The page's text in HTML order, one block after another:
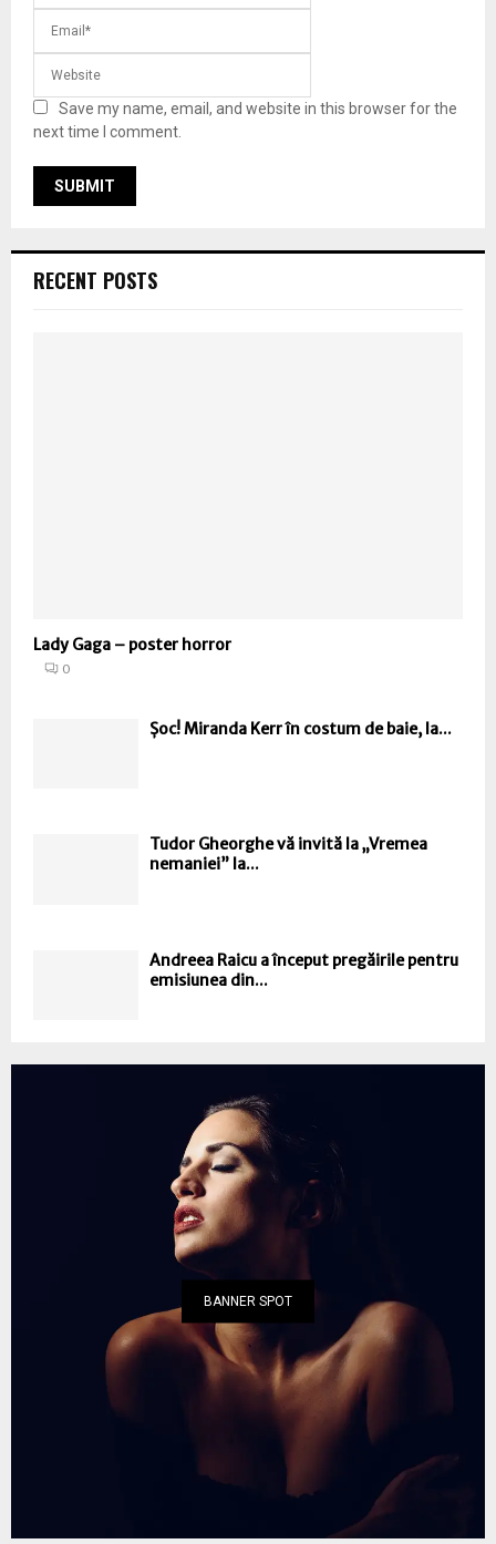
Save my name, email, and website in this browser for the
next time I comment.
RECENT POSTS
Lady Gaga – poster horror
0
Șoc! Miranda Kerr în costum de baie, la...
Tudor Gheorghe vă invită la „Vremea
nemaniei” la...
Andreea Raicu a început pregăirile pentru
emisiunea din...
BANNER SPOT